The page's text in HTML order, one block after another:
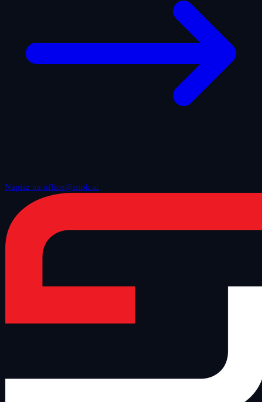
Napisz na office@snok.ai